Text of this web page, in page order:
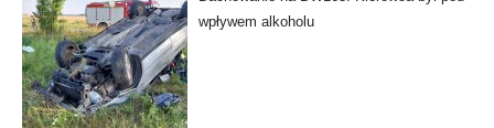
wpływem alkoholu